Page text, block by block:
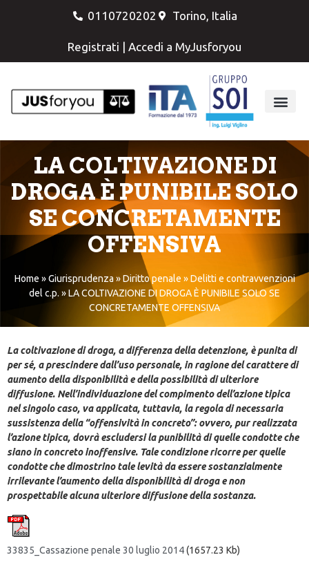
0110720202 Torino, Italia
Registrati | Accedi a MyJusforyou
LA COLTIVAZIONE DI
DROGA È PUNIBILE SOLO
SE CONCRETAMENTE
OFFENSIVA
Home »Giurisprudenza »Diritto penale »Delitti e contravvenzioni
del c.p. »LA COLTIVAZIONE DI DROGA È PUNIBILE SOLO SE
CONCRETAMENTE OFFENSIVA
La coltivazione di droga, a differenza della detenzione, è punita di
per sé, a prescindere dall’uso personale, in ragione del carattere di
aumento della disponibilità e della possibilità di ulteriore
diffusione. Nell’individuazione del compimento dell’azione tipica
nel singolo caso, va applicata, tuttavia, la regola di necessaria
sussistenza della “offensività in concreto”: ovvero, pur realizzata
l’azione tipica, dovrà escludersi la punibilità di quelle condotte che
siano in concreto inoffensive. Tale condizione ricorre per quelle
condotte che dimostrino tale levità da essere sostanzialmente
irrilevante l’aumento della disponibilità di droga e non
prospettabile alcuna ulteriore diffusione della sostanza.
33835_Cassazione penale 30 luglio 2014(1657.23 Kb)